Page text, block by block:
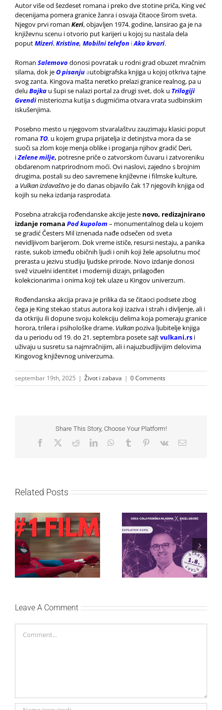
Autor više od šezdeset romana i preko dve stotine priča, King već
decenijama pomera granice žanra i osvaja čitaoce širom sveta.
Njegov prvi roman Keri, objavljen 1974. godine, lansirao ga je na
književnu scenu i otvorio put karijeri u kojoj su nastala dela
poputMizeri,Kristine, Mobilni telefon iAko krvari.
Roman Salemovo donosi povratak u rodni grad obuzet mračnim
silama, dok jeO pisanjuautobigrafska knjiga u kojoj otkriva tajne
svog zanta. Kingova mašta neretko prelazi granice realnog, pa u
delu Bajka u šupi se nalazi portal za drugi svet, dok u Trilogiji
Gvendi misteriozna kutija s dugmićima otvara vrata sudbinskim
iskušenjima.
Posebno mesto u njegovom stvaralaštvu zauzimaju klasici poput
romana TO, u kojem grupa prijatelja iz detinjstva mora da se
suoči sa zlom koje menja oblike i proganja njihov gradić Deri,
iZelene milje, potresne priče o zatvorskom čuvaru i zatvoreniku
obdarenom natprirodnom moći. Ovi naslovi, zajedno s brojnim
drugima, postali su deo savremene književne i filmske kulture,
a Vulkan izdavaštvo je do danas objavilo čak 17 njegovih knjiga od
kojih su neka izdanja rasprodata.
Posebna atrakcija rođendanske akcije jeste novo, redizajnirano
izdanje romana Pod kupolom – monumentalnog dela u kojem
se gradić Česters Mil iznenada nađe odsečen od sveta
nevidljivom barijerom. Dok vreme ističe, resursi nestaju, a panika
raste, sukob između običnih ljudi i onih koji žele apsolutnu moć
prerasta u jezivu studiju ljudske prirode. Novo izdanje donosi
svež vizuelni identitet i moderniji dizajn, prilagođen
kolekcionarima i onima koji tek ulaze u Kingov univerzum.
Rođendanska akcija prava je prilika da se čitaoci podsete zbog
čega je King stekao status autora koji izaziva i strah i divljenje, ali i
da otkriju ili dopune svoju kolekciju delima koja pomeraju granice
horora, trilera i psihološke drame. Vulkan poziva ljubitelje knjiga
da u periodu od 19. do 21. septembra posete sajtvulkani.rs i
uživaju u susretu sa najmračnijim, ali i najuzbudljivijim delovima
Kingovog književnog univerzuma.
septembar 19th, 2025 | Život i zabava | 0 Comments
Share This Story, Choose Your Platform!
Facebook RedditLinkedInWhatsApp
Tumblr Pinterest
Vk Email
Related Posts
Najuspešnije otvaranje
studijskog filma u Srbiji:
Spajdermen: Novi dan
oborio rekord već prvog
vikenda
Priključi se besplatnoj
regionalnoj AI edukaciji
i nauči kako da
veštačku inteligenciju
primeniš u praksi
Leave A Comment